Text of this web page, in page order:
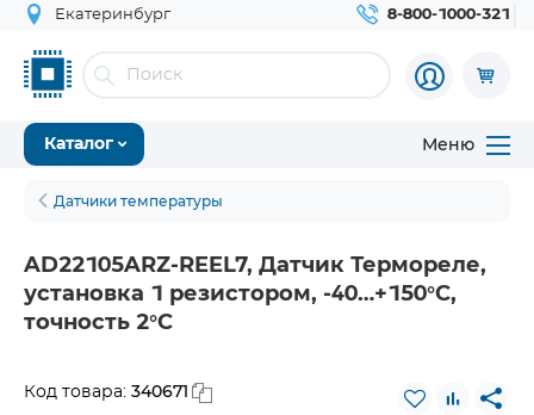
Екатеринбург 8-800-1000-321
Каталог Меню
Датчики температуры
AD22105ARZ-REEL7, Датчик Термореле,
установка 1 резистором, -40…+150°С,
точность 2°С
Код товара: 340671